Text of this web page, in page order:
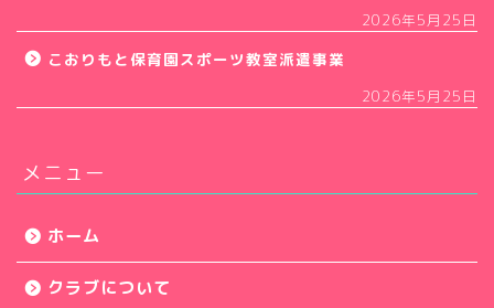
2026年5月25日
こおりもと保育園スポーツ教室派遣事業
2026年5月25日
メニュー
ホーム
クラブについて